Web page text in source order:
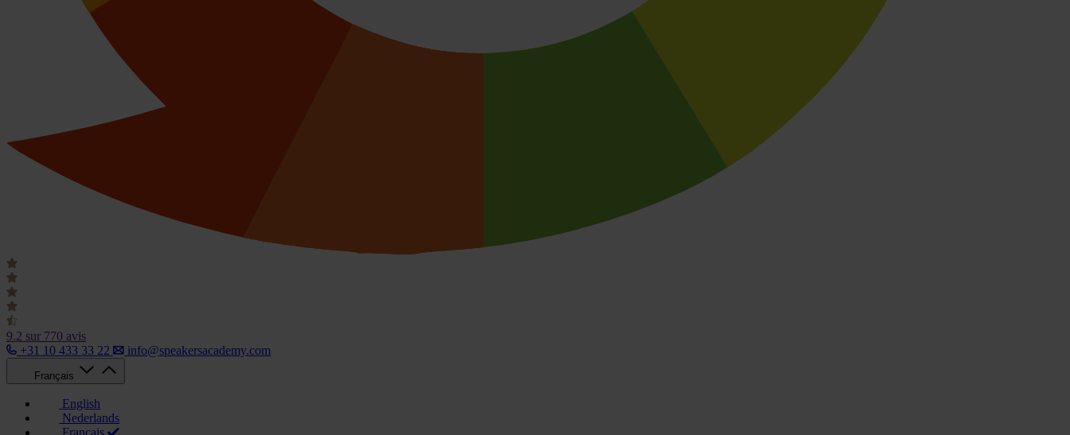
9.2 sur 770 avis
+31 10 433 33 22
info@speakersacademy.com
Français
English
Nederlands
Français